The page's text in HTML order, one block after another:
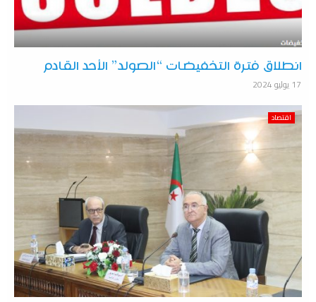
انطلاق فترة التخفيضات “الصولد” الأحد القادم
17 يوليو 2024
اقتصاد